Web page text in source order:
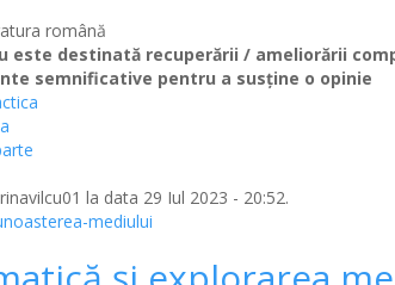
română
este destinată recuperării / ameliorării
semnificative pentru a susţine o opinie
la data 29 Iul 2023 - 20:52.